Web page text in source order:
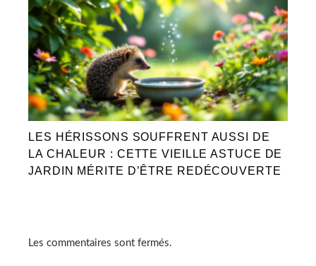
LES HÉRISSONS SOUFFRENT AUSSI DE
LA CHALEUR : CETTE VIEILLE ASTUCE DE
JARDIN MÉRITE D’ÊTRE REDÉCOUVERTE
Les commentaires sont fermés.